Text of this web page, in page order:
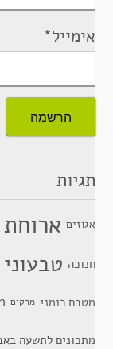
אימייל*
תגיות
אגוזים
חנוכה טבעוני
מטבח רומני מרקים
מתכונים לתשעה